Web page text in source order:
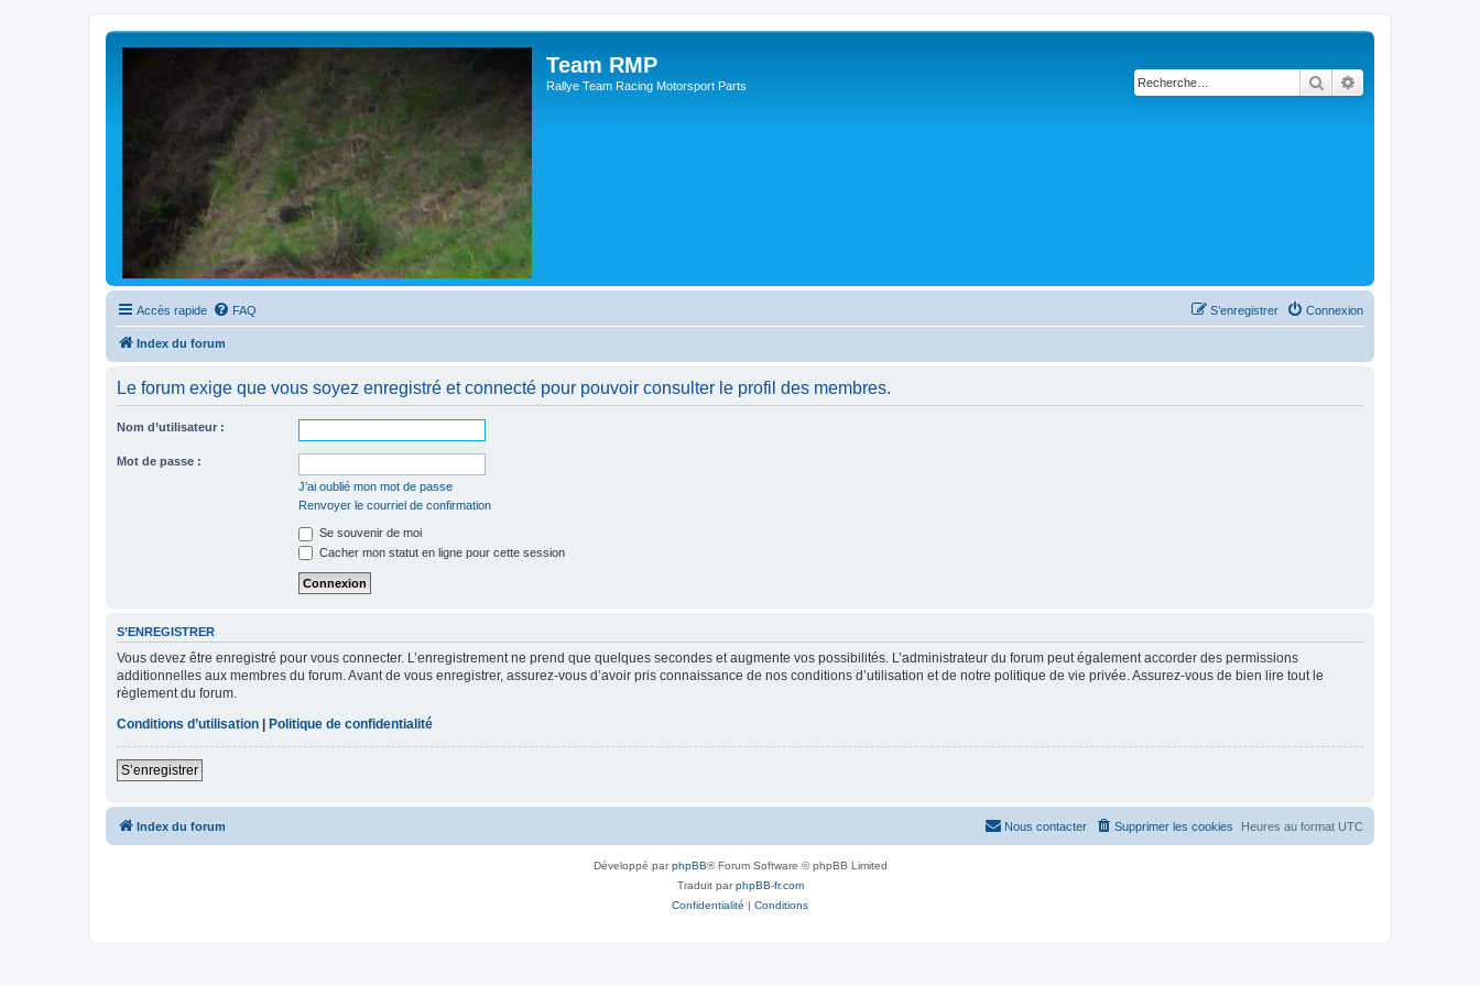
Team RMP
Rallye Team Racing Motorsport Parts Rechercher
Accès rapide FAQ Connexion
S’enregistrer
Index du forum
Le forum exige que vous soyez enregistré et connecté pour pouvoir consulter le profil des membres.
Nom d’utilisateur :
Mot de passe :
J’ai oublié mon mot de passe
Renvoyer le courriel de confirmation
Se souvenir de moi
Cacher mon statut en ligne pour cette session
S’ENREGISTRER
Vous devez être enregistré pour vous connecter. L’enregistrement ne prend que quelques secondes et augmente vos possibilités. L’administrateur du forum peut également accorder des permissions
additionnelles aux membres du forum. Avant de vous enregistrer, assurez-vous d’avoir pris connaissance de nos conditions d’utilisation et de notre politique de vie privée. Assurez-vous de bien lire tout le
règlement du forum.
Conditions d’utilisation | Politique de confidentialité
S’enregistrer
Index du forum Heures au format UTC
Supprimer les cookies
Nous contacter
Développé parphpBB® Forum Software © phpBB Limited
Traduit parphpBB-fr.com
Confidentialité | Conditions